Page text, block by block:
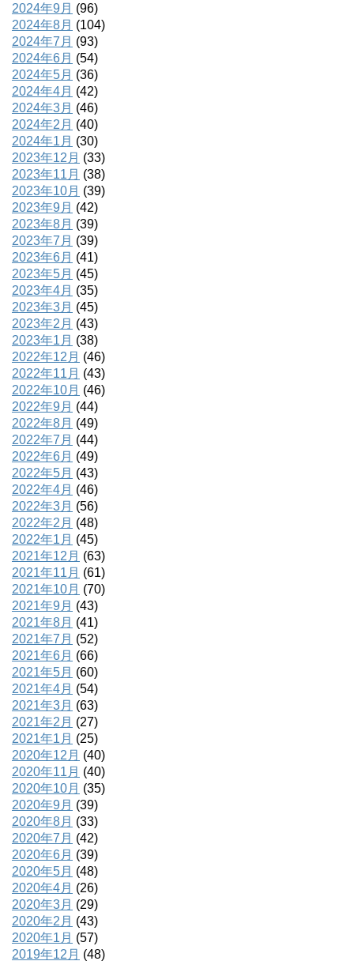
2024年9月 (96)
2024年8月 (104)
2024年7月 (93)
2024年6月 (54)
2024年5月 (36)
2024年4月 (42)
2024年3月 (46)
2024年2月 (40)
2024年1月 (30)
2023年12月 (33)
2023年11月 (38)
2023年10月 (39)
2023年9月 (42)
2023年8月 (39)
2023年7月 (39)
2023年6月 (41)
2023年5月 (45)
2023年4月 (35)
2023年3月 (45)
2023年2月 (43)
2023年1月 (38)
2022年12月 (46)
2022年11月 (43)
2022年10月 (46)
2022年9月 (44)
2022年8月 (49)
2022年7月 (44)
2022年6月 (49)
2022年5月 (43)
2022年4月 (46)
2022年3月 (56)
2022年2月 (48)
2022年1月 (45)
2021年12月 (63)
2021年11月 (61)
2021年10月 (70)
2021年9月 (43)
2021年8月 (41)
2021年7月 (52)
2021年6月 (66)
2021年5月 (60)
2021年4月 (54)
2021年3月 (63)
2021年2月 (27)
2021年1月 (25)
2020年12月 (40)
2020年11月 (40)
2020年10月 (35)
2020年9月 (39)
2020年8月 (33)
2020年7月 (42)
2020年6月 (39)
2020年5月 (48)
2020年4月 (26)
2020年3月 (29)
2020年2月 (43)
2020年1月 (57)
2019年12月 (48)